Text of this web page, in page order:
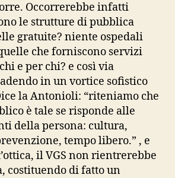
Occorrerebbe infatti
le strutture di pubblica
gratuite? niente ospedali
che forniscono servizi
e per chi? e così via
in un vortice sofistico
la Antonioli: “riteniamo che
è tale se risponde alle
della persona: cultura,
tempo libero.” , e
il VGS non rientrerebbe
costituendo di fatto un